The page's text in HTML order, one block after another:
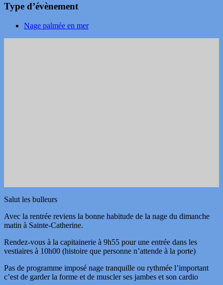
Type d’évènement
Nage palmée en mer
Salut les bulleurs
Avec la rentrée reviens la bonne habitude de la nage du dimanche
matin à Sainte-Catherine.
Rendez-vous à la capitainerie à 9h55 pour une entrée dans les
vestiaires à 10h00 (histoire que personne n’attende à la porte)
Pas de programme imposé nage tranquille ou rythmée l’important
c’est de garder la forme et de muscler ses jambes et son cardio